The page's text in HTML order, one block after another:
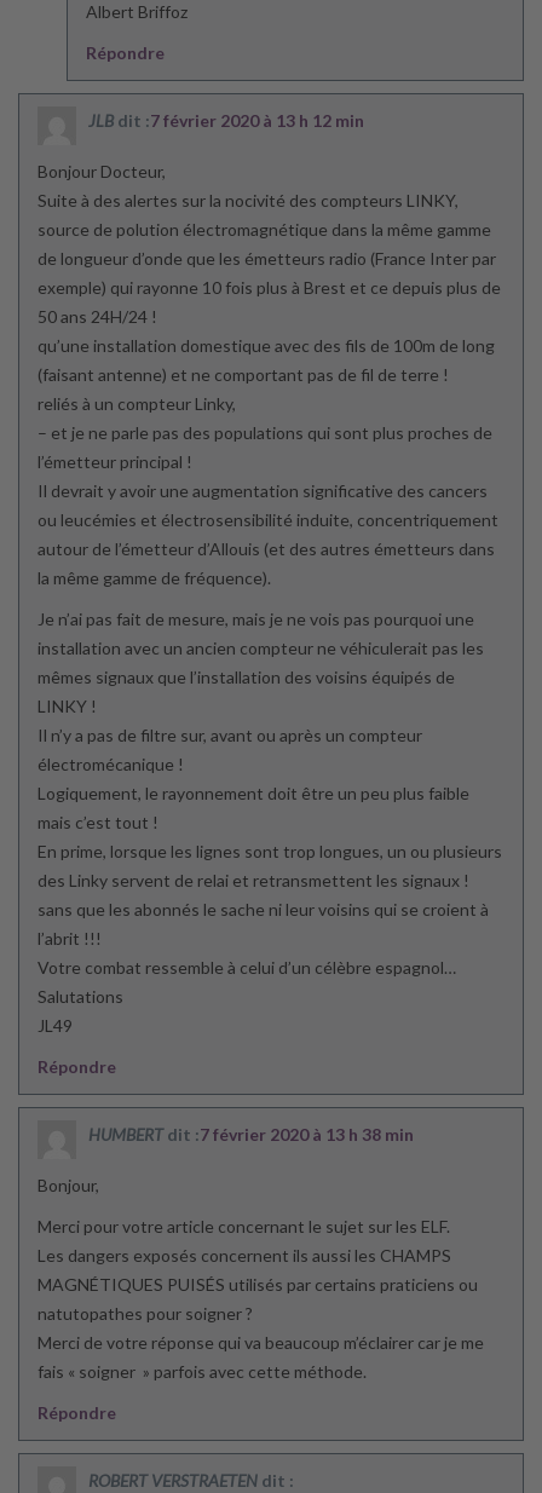
Albert Briffoz
Répondre
JLB dit :7 février 2020 à 13 h 12 min
Bonjour Docteur,
Suite à des alertes sur la nocivité des compteurs LINKY,
source de polution électromagnétique dans la même gamme
de longueur d’onde que les émetteurs radio (France Inter par
exemple) qui rayonne 10 fois plus à Brest et ce depuis plus de
50 ans 24H/24 !
qu’une installation domestique avec des fils de 100m de long
(faisant antenne) et ne comportant pas de fil de terre !
reliés à un compteur Linky,
– et je ne parle pas des populations qui sont plus proches de
l’émetteur principal !
Il devrait y avoir une augmentation significative des cancers
ou leucémies et électrosensibilité induite, concentriquement
autour de l’émetteur d’Allouis (et des autres émetteurs dans
la même gamme de fréquence).
Je n’ai pas fait de mesure, mais je ne vois pas pourquoi une
installation avec un ancien compteur ne véhiculerait pas les
mêmes signaux que l’installation des voisins équipés de
LINKY !
Il n’y a pas de filtre sur, avant ou après un compteur
électromécanique !
Logiquement, le rayonnement doit être un peu plus faible
mais c’est tout !
En prime, lorsque les lignes sont trop longues, un ou plusieurs
des Linky servent de relai et retransmettent les signaux !
sans que les abonnés le sache ni leur voisins qui se croient à
l’abrit !!!
Votre combat ressemble à celui d’un célèbre espagnol…
Salutations
JL49
Répondre
HUMBERT dit :7 février 2020 à 13 h 38 min
Bonjour,
Merci pour votre article concernant le sujet sur les ELF.
Les dangers exposés concernent ils aussi les CHAMPS
MAGNÉTIQUES PUISÉS utilisés par certains praticiens ou
natutopathes pour soigner ?
Merci de votre réponse qui va beaucoup m’éclairer car je me
fais « soigner » parfois avec cette méthode.
Répondre
ROBERT VERSTRAETEN dit :